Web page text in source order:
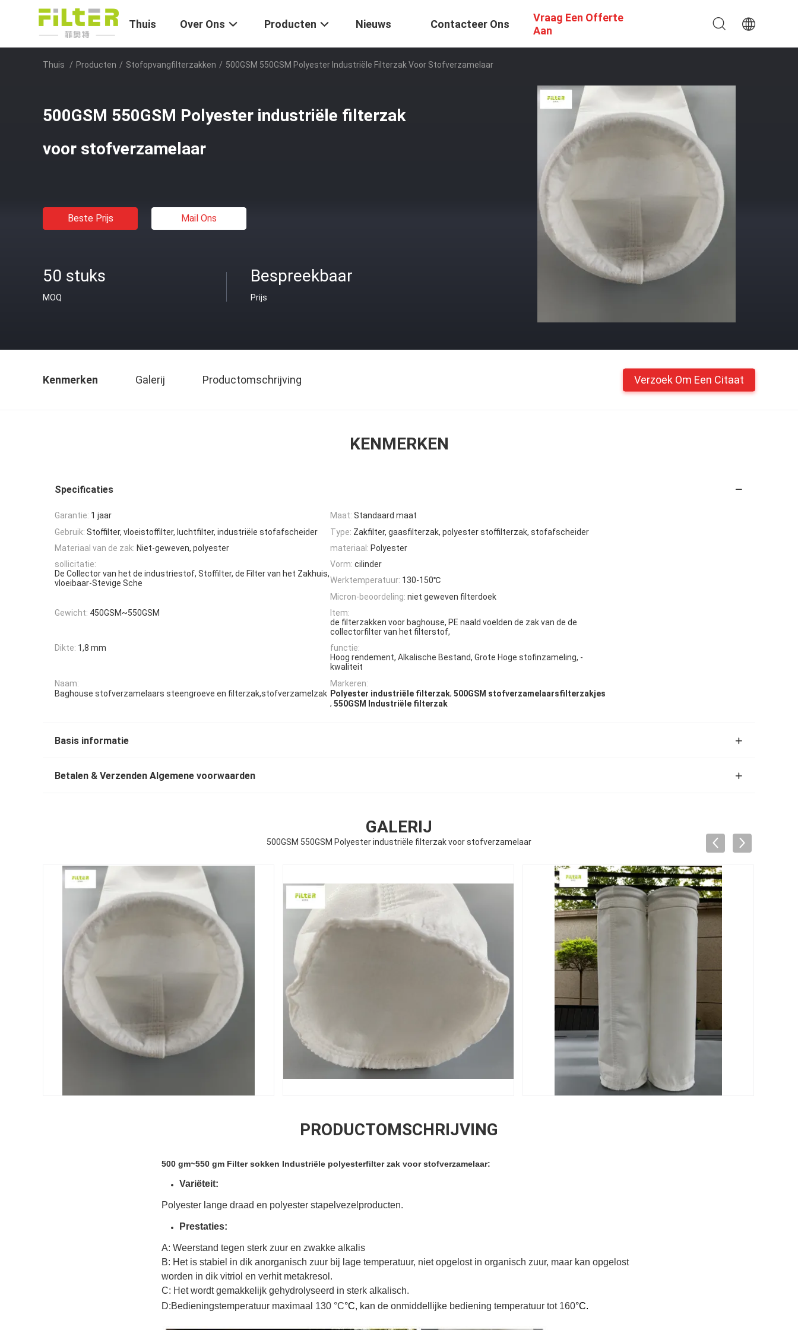
Thuis Over Ons Producten Nieuws Contacteer Ons
Vraag Een Offerte
Aan
Thuis / Producten / Stofopvangfilterzakken / 500GSM 550GSM Polyester Industriële Filterzak Voor Stofverzamelaar
500GSM 550GSM Polyester industriële filterzak
voor stofverzamelaar
Beste Prijs Mail Ons
50 stuks
MOQ
Bespreekbaar
Prijs
Kenmerken Galerij Productomschrijving Verzoek Om Een Citaat
KENMERKEN
Specificaties
Garantie: 1 jaar Maat: Standaard maat
Gebruik: Stoffilter, vloeistoffilter, luchtfilter, industriële stofafscheider Type: Zakfilter, gaasfilterzak, polyester stoffilterzak, stofafscheider
Materiaal van de zak: Niet-geweven, polyester materiaal: Polyester
sollicitatie:
De Collector van het de industriestof, Stoffilter, de Filter van het Zakhuis,
vloeibaar-Stevige Sche
Vorm: cilinder
Werktemperatuur: 130-150℃
Micron-beoordeling: niet geweven filterdoek
Gewicht: 450GSM~550GSM
Item:
de filterzakken voor baghouse, PE naald voelden de zak van de de
collectorfilter van het filterstof,
Dikte: 1,8 mm
functie:
Hoog rendement, Alkalische Bestand, Grote Hoge stofinzameling, -
kwaliteit
Naam:
Baghouse stofverzamelaars steengroeve en filterzak,stofverzamelzak
Markeren:
Polyester industriële filterzak, 500GSM stofverzamelaarsfilterzakjes
, 550GSM Industriële filterzak
Basis informatie
Betalen & Verzenden Algemene voorwaarden
GALERIJ
500GSM 550GSM Polyester industriële filterzak voor stofverzamelaar
PRODUCTOMSCHRIJVING
500 gm~550 gm Filter sokken Industriële polyesterfilter zak voor stofverzamelaar:
Variëteit:
Polyester lange draad en polyester stapelvezelproducten.
Prestaties:
A: Weerstand tegen sterk zuur en zwakke alkalis
B: Het is stabiel in dik anorganisch zuur bij lage temperatuur, niet opgelost in organisch zuur, maar kan opgelost
worden in dik vitriol en verhit metakresol.
C: Het wordt gemakkelijk gehydrolyseerd in sterk alkalisch.
D:Bedieningstemperatuur maximaal 130 °C°C, kan de onmiddellijke bediening temperatuur tot 160°C.